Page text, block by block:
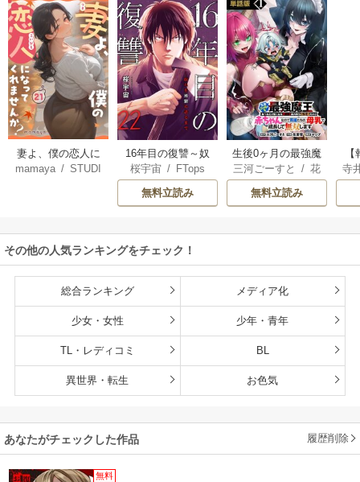
妻よ、僕の恋人に
なってくれません
mamaya /STUDI
16年目の復讐～奴
らを地獄に送るま
で
桜宇宙 / FTops
無料立読み
生後0ヶ月の最強魔
王 食べるだけ強
くなるチート能力
持ち転生者だけど
雄たちの母乳で成
三河ごーすと /花
房雪 / マップ
無料立読み
解
寺
その他の人気ランキングをチェック！
総合ランキング メディア化
少女・女性 少年・青年
TL・レディコミ BL
異世界・転生 お色気
あなたがチェックした作品 履歴削除
無料